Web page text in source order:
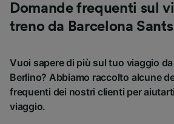
Domande frequenti sul
treno da Barcelona
Vuoi sapere di più sul tuo viaggio
Berlino? Abbiamo raccolto alcune
frequenti dei nostri clienti per
viaggio.